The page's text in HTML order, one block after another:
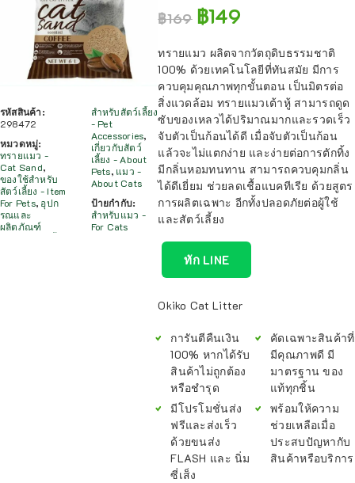
รหัสสินค้า:
298472
หมวดหมู่:
ทรายแมว -
Cat Sand,
ของใช้สำหรับ
สัตว์เลี้ยง - Item
For Pets, อุปก
รณและ
ผลิตภัณฑ์
สำหรับสัตว์เลี้ยง
- Pet
Accessories,
เกี่ยวกับสัตว์
เลี้ยง - About
Pets, แมว -
About Cats
ป้ายกำกับ:
สำหรับแมว -
For Cats
฿169 ฿149
ทรายแมว ผลิตจากวัตถุดิบธรรมชาติ
100% ด้วยเทคโนโลยีที่ทันสมัย มีการ
ควบคุมคุณภาพทุกขั้นตอน เป็นมิตรต่อ
สิ่งแวดล้อม ทรายแมวเต้าหู้ สามารถดูด
ซับของเหลวได้ปริมาณมากและรวดเร็ว
จับตัวเป็นก้อนได้ดี เมื่อจับตัวเป็นก้อน
แล้วจะไม่แตกง่าย และง่ายต่อการตักทิ้ง
มีกลิ่นหอมทนทาน สามารถควบคุมกลิ่น
ได้ดีเยี่ยม ช่วยลดเชื้อแบคทีเรีย ด้วยสูตร
การผลิตเฉพาะ อีกทั้งปลอดภัยต่อผู้ใช้
และสัตว์เลี้ยง
ทัก LINE
Okiko Cat Litter
การันตีคืนเงิน
100% หากได้รับ
สินค้าไม่ถูกต้อง
หรือชำรุด
มีโปรโมชั่นส่ง
ฟรีและส่งเร็ว
ด้วยขนส่ง
FLASH และ นิ่ม
ซี่เส็ง
คัดเฉพาะสินค้าที่
มีคุณภาพดี มี
มาตรฐาน ของ
แท้ทุกชิ้น
พร้อมให้ความ
ช่วยเหลือเมื่อ
ประสบปัญหากับ
สินค้าหรือบริการ